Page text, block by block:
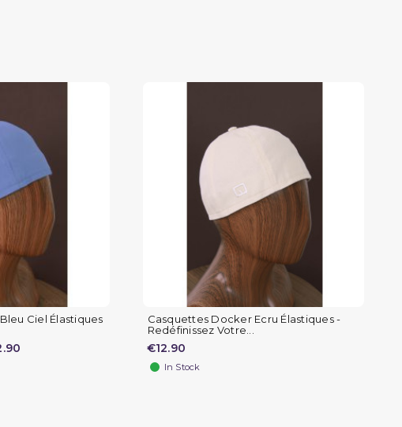
Ciel Élastiques
Casquettes Docker Ecru Élastiques -
Redéfinissez Votre...
€12.90
In Stock